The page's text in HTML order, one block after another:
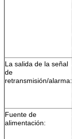
La salida de la señal
de
retransmisión/alarma:
Fuente de
alimentación: